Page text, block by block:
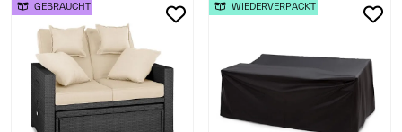
GEBRAUCHT WIEDERVERPACKT